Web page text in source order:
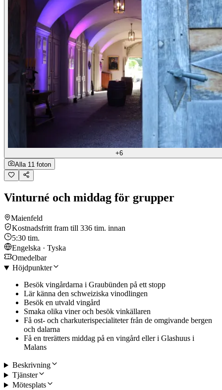
+6
Alla 11 foton
Vinturné och middag för grupper
Maienfeld
Kostnadsfritt fram till 336 tim. innan
5:30 tim.
Engelska · Tyska
Omedelbar
Höjdpunkter
Besök vingårdarna i Graubünden på ett stopp
Lär känna den schweiziska vinodlingen
Besök en utvald vingård
Smaka olika viner och besök vinkällaren
Få ost- och charkuterispecialiteter från de omgivande bergen
och dalarna
Få en trerätters middag på en vingård eller i Glashuus i
Malans
Beskrivning
Tjänster
Mötesplats